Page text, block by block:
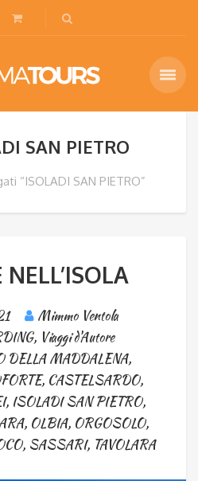
SAN PIETRO
“ISOLADI SAN PIETRO”
NELL’ISOLA
Mimmo Ventola
, Viaggi d'Autore
DELLA MADDALENA,
, CASTELSARDO,
, ISOLADI SAN PIETRO,
, OLBIA, ORGOSOLO,
, SASSARI, TAVOLARA